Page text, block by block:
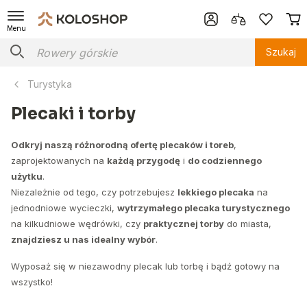
Menu
Szukaj
Turystyka
Plecaki i torby
Odkryj naszą różnorodną ofertę plecaków i toreb,
zaprojektowanych na każdą przygodę i do codziennego
użytku.
Niezależnie od tego, czy potrzebujesz lekkiego plecaka na
jednodniowe wycieczki, wytrzymałego plecaka turystycznego
na kilkudniowe wędrówki, czy praktycznej torby do miasta,
znajdziesz u nas idealny wybór.
Wyposaż się w niezawodny plecak lub torbę i bądź gotowy na
wszystko!